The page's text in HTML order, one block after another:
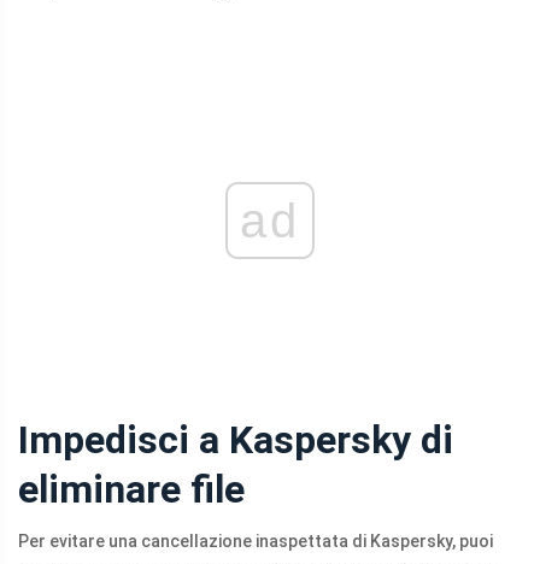
ad
Impedisci a Kaspersky di
eliminare file
Per evitare una cancellazione inaspettata di Kaspersky, puoi